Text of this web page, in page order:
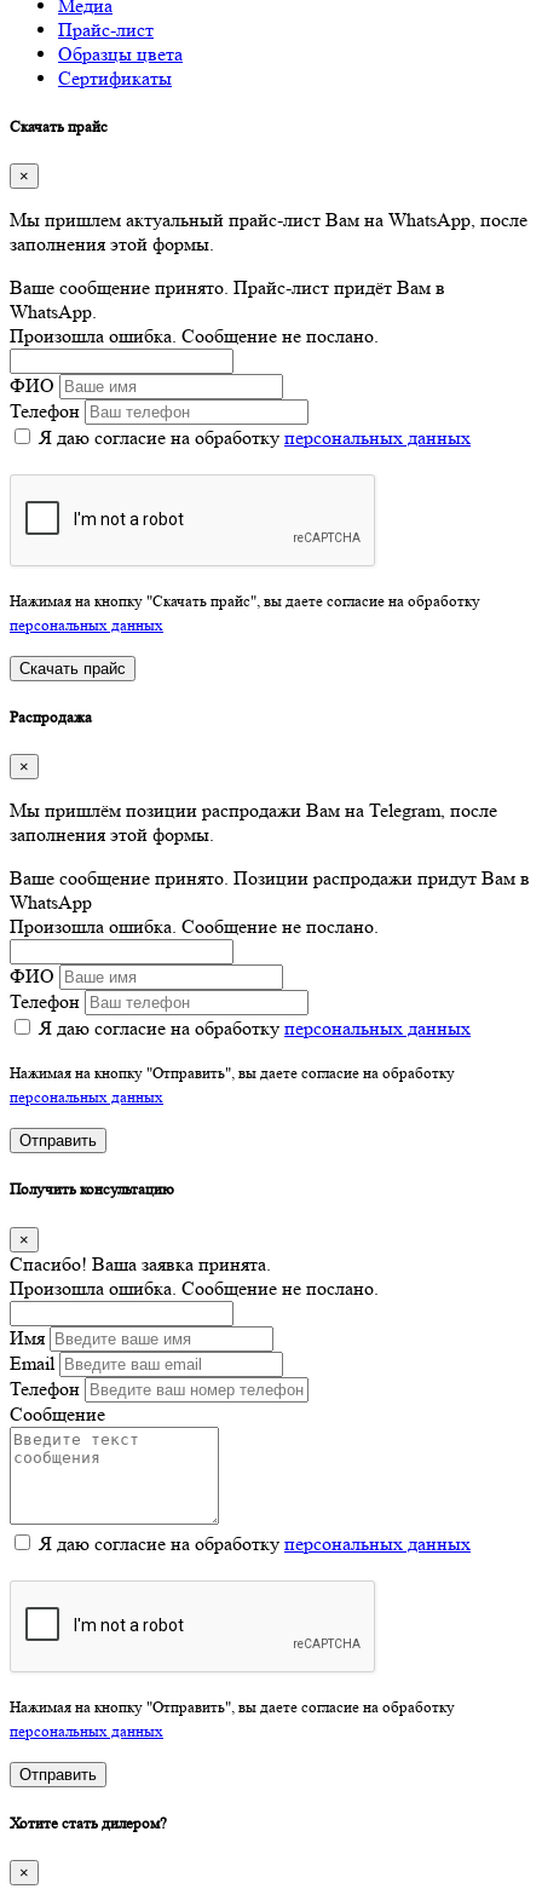
Медиа
Прайс-лист
Образцы цвета
Сертификаты
Скачать прайс
×
Мы пришлем актуальный прайс-лист Вам на WhatsApp, после
заполнения этой формы.
Ваше сообщение принято. Прайс-лист придёт Вам в
WhatsApp.
Произошла ошибка. Сообщение не послано.
ФИО
Телефон
Я даю согласие на обработку персональных данных
Нажимая на кнопку "Скачать прайс", вы даете согласие на обработку
персональных данных
Скачать прайс
Распродажа
×
Мы пришлём позиции распродажи Вам на Telegram, после
заполнения этой формы.
Ваше сообщение принято. Позиции распродажи придут Вам в
WhatsApp
Произошла ошибка. Сообщение не послано.
ФИО
Телефон
Я даю согласие на обработку персональных данных
Нажимая на кнопку "Отправить", вы даете согласие на обработку
персональных данных
Отправить
Получить консультацию
×
Спасибо! Ваша заявка принята.
Произошла ошибка. Сообщение не послано.
Имя
Email
Телефон
Сообщение
Я даю согласие на обработку персональных данных
Нажимая на кнопку "Отправить", вы даете согласие на обработку
персональных данных
Отправить
Хотите стать дилером?
×